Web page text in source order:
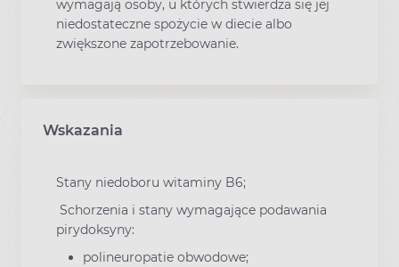
wymagają osoby, u których stwierdza się jej
niedostateczne spożycie w diecie albo
zwiększone zapotrzebowanie.
Wskazania
Stany niedoboru witaminy B6;
Schorzenia i stany wymagające podawania
pirydoksyny:
polineuropatie obwodowe;